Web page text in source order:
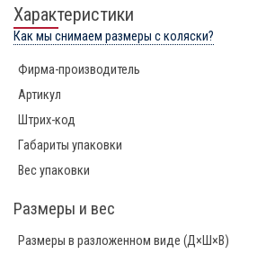
Характеристики
Как мы снимаем размеры с коляски?
Фирма-производитель
Артикул
Штрих-код
Габариты упаковки
Вес упаковки
Размеры и вес
Размеры в разложенном виде (Д×Ш×В)